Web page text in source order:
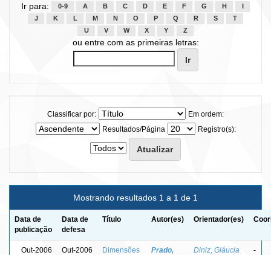
Ir para: 0-9 A B C D E F G H
J
K L M N O P Q R S
T
U
V W X Y Z
ou entre com as primeiras letras:
Classificar por:
Em ordem:
Resultados/Página
Registro(s):
Mostrando resultados 1 a 1 de 1
Data de
publicação
Data de
defesa
Título Autor(es) Orientador(es)
Out-2006 Out-2006
Dimensões
Prado,
Diniz, Gláucia
-